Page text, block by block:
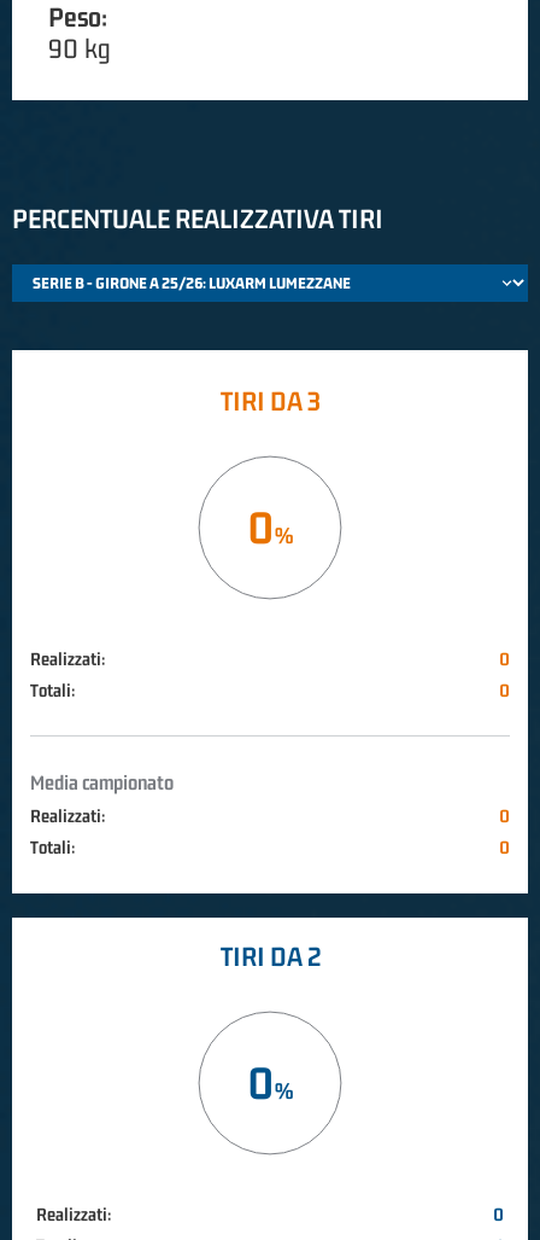
Peso:
90 kg
PERCENTUALE REALIZZATIVA TIRI
TIRI DA 3
0
Realizzati:
0
Totali:
0
Media campionato
Realizzati:
0
Totali:
0
TIRI DA 2
0
Realizzati:
0